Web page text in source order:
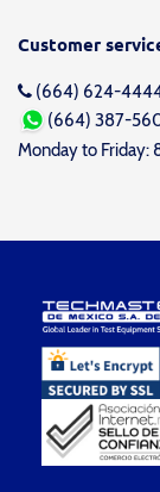
Customer
(664) 624-4444
(664) 387-
Monday to Friday: